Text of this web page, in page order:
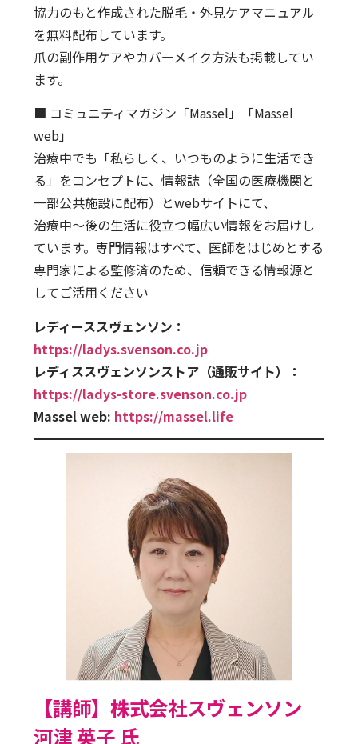
協力のもと作成された脱毛・外見ケアマニュアル
を無料配布しています。
爪の副作用ケアやカバーメイク方法も掲載してい
ます。
■ コミュニティマガジン「Massel」「Massel
web」
治療中でも「私らしく、いつものように生活でき
る」をコンセプトに、情報誌（全国の医療機関と
一部公共施設に配布）とwebサイトにて、
治療中～後の生活に役立つ幅広い情報をお届けし
ています。専門情報はすべて、医師をはじめとする
専門家による監修済のため、信頼できる情報源と
してご活用ください
レディーススヴェンソン：
https://ladys.svenson.co.jp
レディススヴェンソンストア（通販サイト）：
https://ladys-store.svenson.co.jp
Massel web: https://massel.life
【講師】株式会社スヴェンソン
河津 英子 氏